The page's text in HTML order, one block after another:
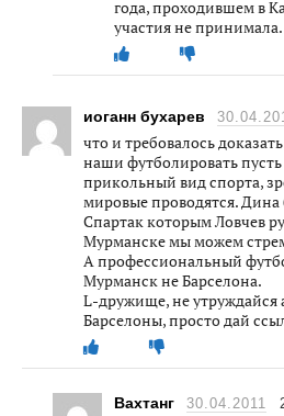
года, проходившем в
участия не принимала.
иоганн бухарев
что и требовалось
наши футболировать
прикольный вид спорта,
мировые проводятся.
Спартак которым Ловчев
Мурманске мы можем
А профессиональный
Мурманск не Барселона.
L-дружище, не
Барселоны, просто дай
Вахтанг 30.04.2011